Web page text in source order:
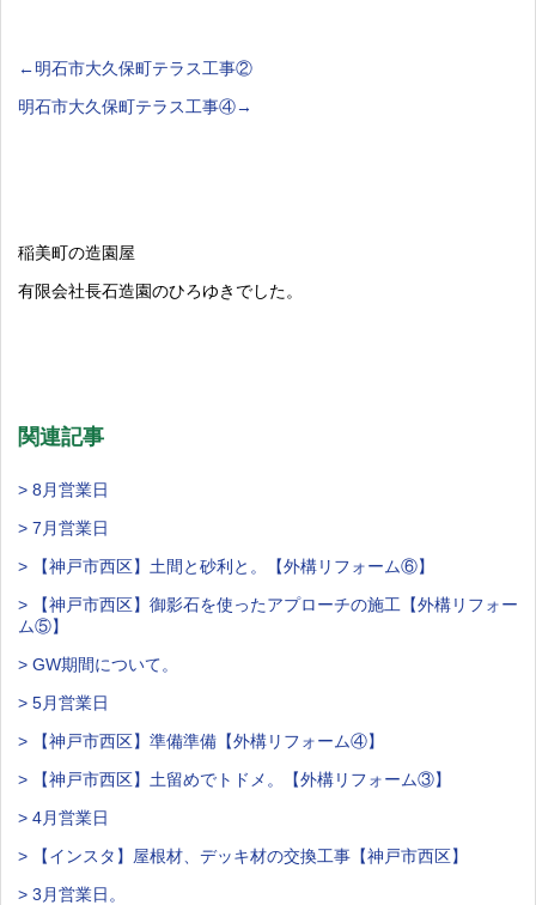
←明石市大久保町テラス工事②
明石市大久保町テラス工事④→
稲美町の造園屋
有限会社長石造園のひろゆきでした。
関連記事
> 8月営業日
> 7月営業日
> 【神戸市西区】土間と砂利と。【外構リフォーム⑥】
> 【神戸市西区】御影石を使ったアプローチの施工【外構リフォー
ム⑤】
> GW期間について。
> 5月営業日
> 【神戸市西区】準備準備【外構リフォーム④】
> 【神戸市西区】土留めでトドメ。【外構リフォーム③】
> 4月営業日
> 【インスタ】屋根材、デッキ材の交換工事【神戸市西区】
> 3月営業日。